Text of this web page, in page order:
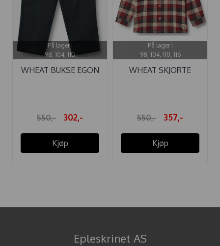
På lager i
98, 104, 110
WHEAT BUKSE EGON
550,- 302,-
Kjøp
På lager i
98, 104, 110, 116
WHEAT SKJORTE
550,- 357,-
Kjøp
Epleskrinet AS